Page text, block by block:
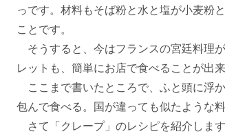
っです。材料もそば粉と水と塩が小麦粉
ことです。
そうすると、今はフランスの宮廷料理
レットも、簡単にお店で食べることが出来
ここまで書いたところで、ふと頭に浮
包んで食べる。国が違っても似たような
さて「クレープ」のレシピを紹介します